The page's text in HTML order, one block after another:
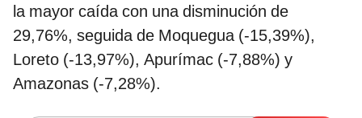
la mayor caída con una disminución de
29,76%, seguida de Moquegua (-15,39%),
Loreto (-13,97%), Apurímac (-7,88%) y
Amazonas (-7,28%).